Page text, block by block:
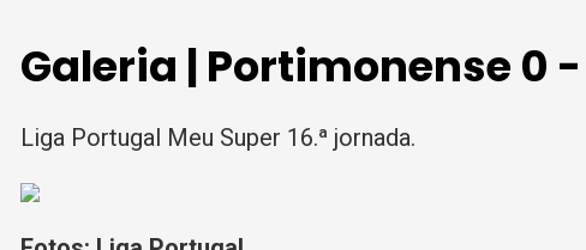
Galeria | Portimonense 0
Liga Portugal Meu Super 16.ª jornada.